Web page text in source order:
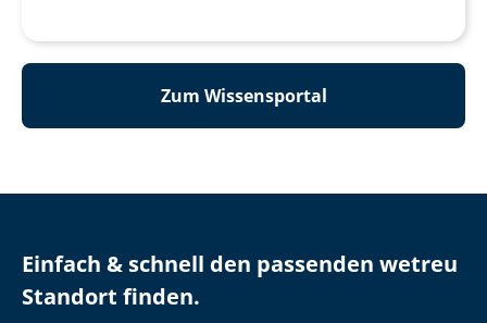
Zum Wissensportal
Einfach & schnell den passenden wetreu
Standort finden.